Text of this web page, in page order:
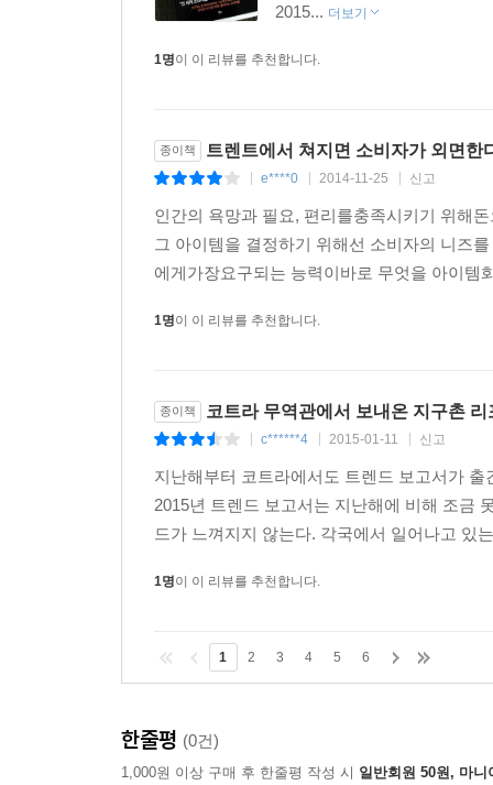
불티나게 팔려나가기 시작해 1년간 30만 부 이
이처럼, 세계의 소비자들을 만족시킨 상품은
하루라도 빨리 입수해 발 빠르게 비즈니스로 실
보이는지 한 발 앞서 파악할 수 있다면, 5,000
세계는 끊임없이 변화를 거듭하고 있다. 한 가지
《2015 한국을 뒤흔들 12가지 트렌드》가 2015
2015... 더보기
1명이 이 리뷰를 추천합니다.
종이책 트렌트에서 쳐지면 소비자가 외면
e****0 2014-11-25 신고
인간의 욕망과 필요, 편리를충족시키기 위해
그 아이템을 결정하기 위해선 소비자의 니즈
에게가장요구되는 능력이바로 무엇을 아이
1명이 이 리뷰를 추천합니다.
종이책 코트라 무역관에서 보내온 지구촌 리
c******4 2015-01-11 신고
지난해부터 코트라에서도 트렌드 보고서가
2015년 트렌드 보고서는 지난해에 비해 조금
드가 느껴지지 않는다. 각국에서 일어나고 있
1명이 이 리뷰를 추천합니다.
1 2 3 4 5 6
한줄평 (0건)
1,000원 이상 구매 후 한줄평 작성 시 일반회원 50원, 마니